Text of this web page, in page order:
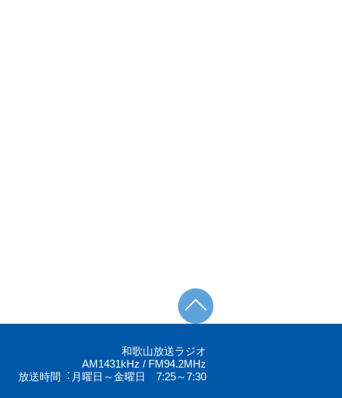
和歌山放送ラジオ
AM1431kHz / FM94.2MHz
放送時間︓月曜日～金曜日 7:25～7:30